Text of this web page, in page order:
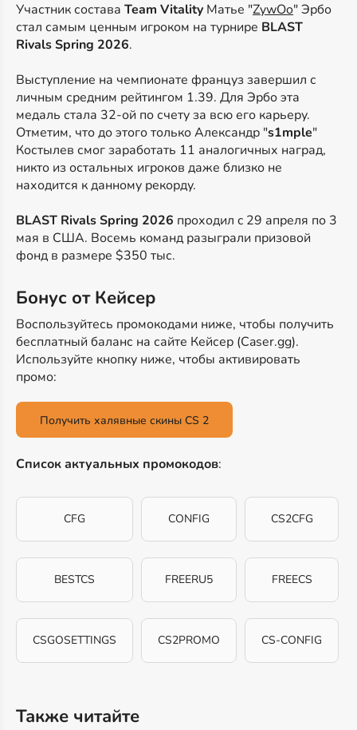
Участник состава Team Vitality Матье "ZywOo" Эрбо
стал самым ценным игроком на турнире BLAST
Rivals Spring 2026.
Выступление на чемпионате француз завершил с
личным средним рейтингом 1.39. Для Эрбо эта
медаль стала 32-ой по счету за всю его карьеру.
Отметим, что до этого только Александр "s1mple"
Костылев смог заработать 11 аналогичных наград,
никто из остальных игроков даже близко не
находится к данному рекорду.
BLAST Rivals Spring 2026 проходил c 29 апреля по 3
мая в США. Восемь команд разыграли призовой
фонд в размере $350 тыс.
Бонус от Кейсер
Воспользуйтесь промокодами ниже, чтобы получить
бесплатный баланс на сайте Кейсер (Caser.gg).
Используйте кнопку ниже, чтобы активировать
промо:
Получить халявные скины CS 2
Список актуальных промокодов:
CFG CONFIG CS2CFG
BESTCS FREERU5 FREECS
CSGOSETTINGS CS2PROMO CS-CONFIG
Также читайте